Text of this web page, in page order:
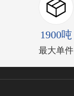
1900吨
最大单件